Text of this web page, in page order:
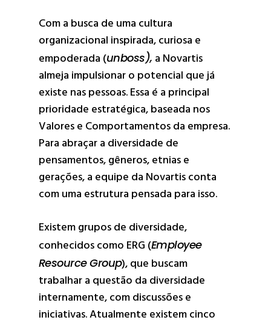
Com a busca de uma cultura
organizacional inspirada, curiosa e
empoderada (unboss), a Novartis
almeja impulsionar o potencial que já
existe nas pessoas. Essa é a principal
prioridade estratégica, baseada nos
Valores e Comportamentos da empresa.
Para abraçar a diversidade de
pensamentos, gêneros, etnias e
gerações, a equipe da Novartis conta
com uma estrutura pensada para isso.
Existem grupos de diversidade,
conhecidos como ERG (Employee
Resource Group), que buscam
trabalhar a questão da diversidade
internamente, com discussões e
iniciativas. Atualmente existem cinco